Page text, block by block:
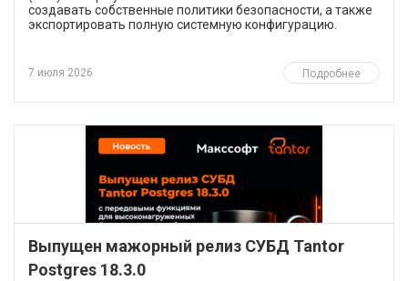
создавать собственные политики безопасности, а также
экспортировать полную системную конфигурацию.
7 июля 2026 Подробнее
Выпущен мажорный релиз СУБД Tantor
Postgres 18.3.0